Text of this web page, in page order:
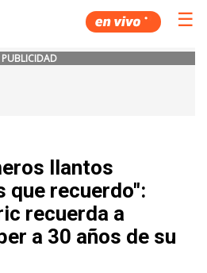
☰
PUBLICIDAD
llantos
que recuerdo":
recuerda a
a 30 años de su